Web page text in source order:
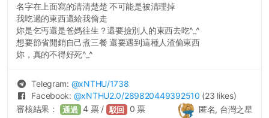
名字在上面寫的清清楚楚 不可能是被清理掉
我吃過的東西還給我偷走
妳是乞丐還是爸媽往生？還要撿別人的東西去吃^_^
想要節省開銷自己煮三餐 還要遇到這種人渣偷東西
妳，真的不得好死^_^
Telegram: @xNTHU/1738
Facebook: @xNTHU2.0/289820449392510 (23 likes)
匿名, 台灣之星
審核結果： 通過 4 票 / 駁回 0 票